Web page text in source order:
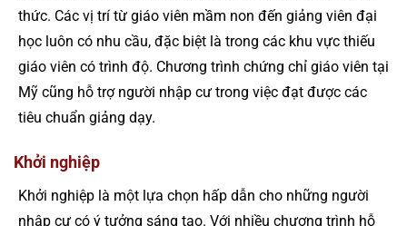
thức. Các vị trí từ giáo viên mầm non đến giảng viên đại
học luôn có nhu cầu, đặc biệt là trong các khu vực thiếu
giáo viên có trình độ. Chương trình chứng chỉ giáo viên tại
Mỹ cũng hỗ trợ người nhập cư trong việc đạt được các
tiêu chuẩn giảng dạy.
Khởi nghiệp
Khởi nghiệp là một lựa chọn hấp dẫn cho những người
nhập cư có ý tưởng sáng tạo. Với nhiều chương trình hỗ